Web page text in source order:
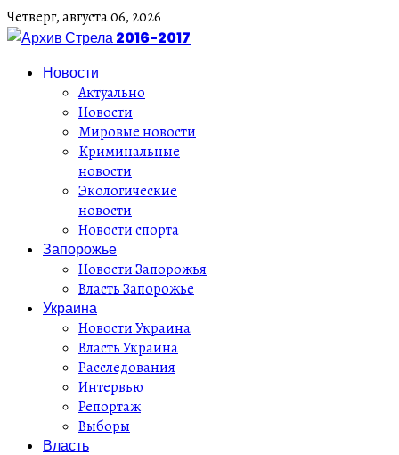
Четверг,августа06, 2026
Новости
Актуально
Новости
Мировые новости
Криминальные
новости
Экологические
новости
Новости спорта
Запорожье
Новости Запорожья
Власть Запорожье
Украина
Новости Украина
Власть Украина
Расследования
Интервью
Репортаж
Выборы
Власть